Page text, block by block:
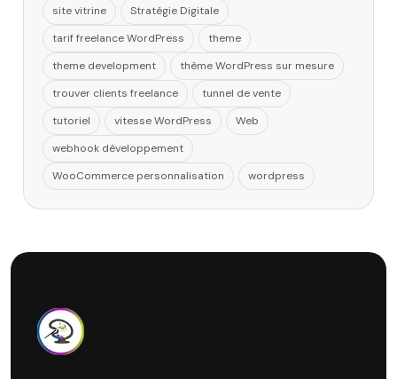
site vitrine
Stratégie Digitale
tarif freelance WordPress
theme
theme development
thème WordPress sur mesure
trouver clients freelance
tunnel de vente
tutoriel
vitesse WordPress
Web
webhook développement
WooCommerce personnalisation
wordpress